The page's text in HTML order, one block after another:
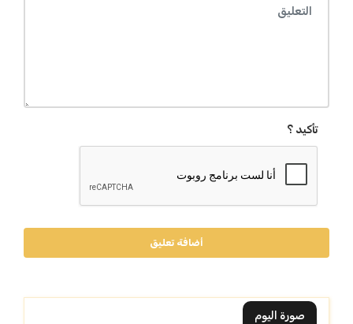
تأكيد ؟
أضافة تعليق
صورة اليوم